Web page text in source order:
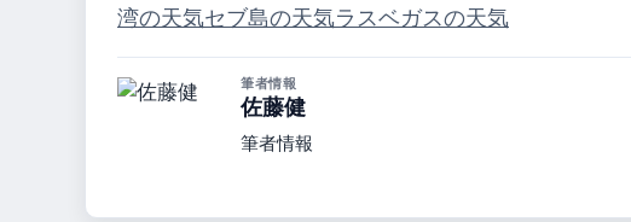
湾の天気セブ島の天気ラスベガスの天気
筆者情報
佐藤健
筆者情報